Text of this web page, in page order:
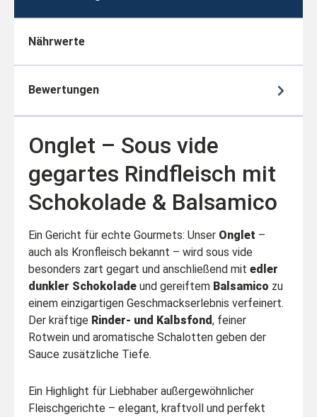
Nährwerte
Bewertungen
Onglet – Sous vide
gegartes Rindfleisch mit
Schokolade & Balsamico
Ein Gericht für echte Gourmets: Unser Onglet –
auch als Kronfleisch bekannt – wird sous vide
besonders zart gegart und anschließend mit edler
dunkler Schokolade und gereiftem Balsamico zu
einem einzigartigen Geschmackserlebnis verfeinert.
Der kräftige Rinder- und Kalbsfond, feiner
Rotwein und aromatische Schalotten geben der
Sauce zusätzliche Tiefe.
Ein Highlight für Liebhaber außergewöhnlicher
Fleischgerichte – elegant, kraftvoll und perfekt